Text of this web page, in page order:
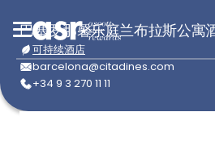
巴塞罗那馨乐庭兰布拉斯公寓
可持续酒店
barcelona@citadines.com
+34 9 3 270 11 11